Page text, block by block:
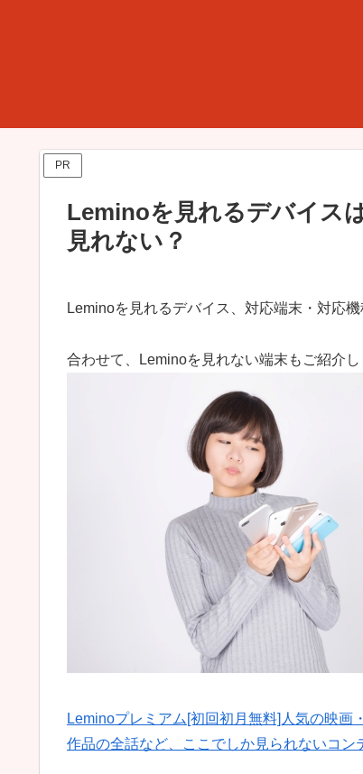
PR
Leminoを見れるデバイス
見れない？
Leminoを見れるデバイス、対応端末・対応機
合わせて、Leminoを見れない端末もご紹介し
Leminoプレミアム[初回初月無料]人気の映
作品の全話など、ここでしか見られないコ